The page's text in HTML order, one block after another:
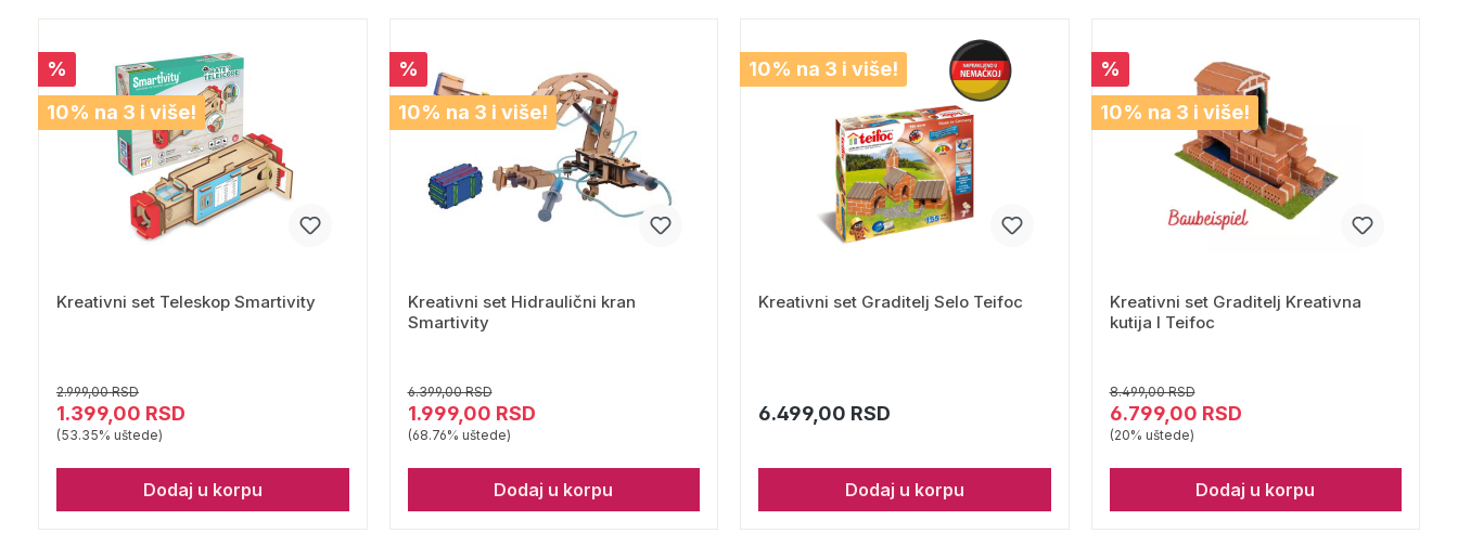
%
10% na 3 i više!
Kreativni set Teleskop Smartivity
2.999,00 RSD
1.399,00 RSD
(53.35% uštede)
Dodaj u korpu
%
10% na 3 i više!
Kreativni set Hidraulični kran
Smartivity
6.399,00 RSD
1.999,00 RSD
(68.76% uštede)
Dodaj u korpu
10% na 3 i više!
Kreativni set Graditelj Selo Teifoc
6.499,00 RSD
Dodaj u korpu
%
10% na 3 i više!
Kreativni set Graditelj Kreativna
kutija I Teifoc
8.499,00 RSD
6.799,00 RSD
(20% uštede)
Dodaj u korpu